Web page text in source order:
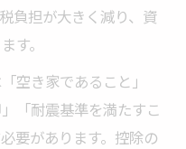
負担が大きく減り、資
す。
空き家であること」
「耐震基準を満たすこ
要があります。控除の